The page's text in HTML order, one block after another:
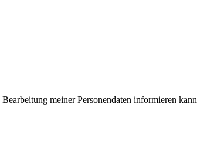
Bearbeitung meiner Personendaten informieren kann